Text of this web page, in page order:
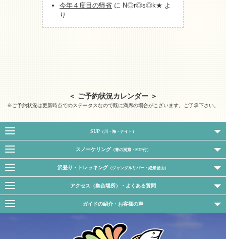
今年４度目の帰省 に N◎r◎s◎k★ よ
り
＜ ご予約状況カレンダー ＞
※ご予約状況は更新時点でのステータスなので既に満席の場合がこざいます。ご了承下さい。
SUP（川・海・ナイト）
スノーケリング （青の洞窟・SUP付）
沢登り・トレッキング （ジャングルリバー・絶景登山）
アクセス（集合場所）・よくある質問
ガイドの紹介・お客様の声